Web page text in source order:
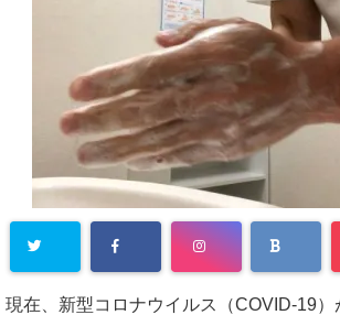
現在、新型コロナウイルス（COVID-19）